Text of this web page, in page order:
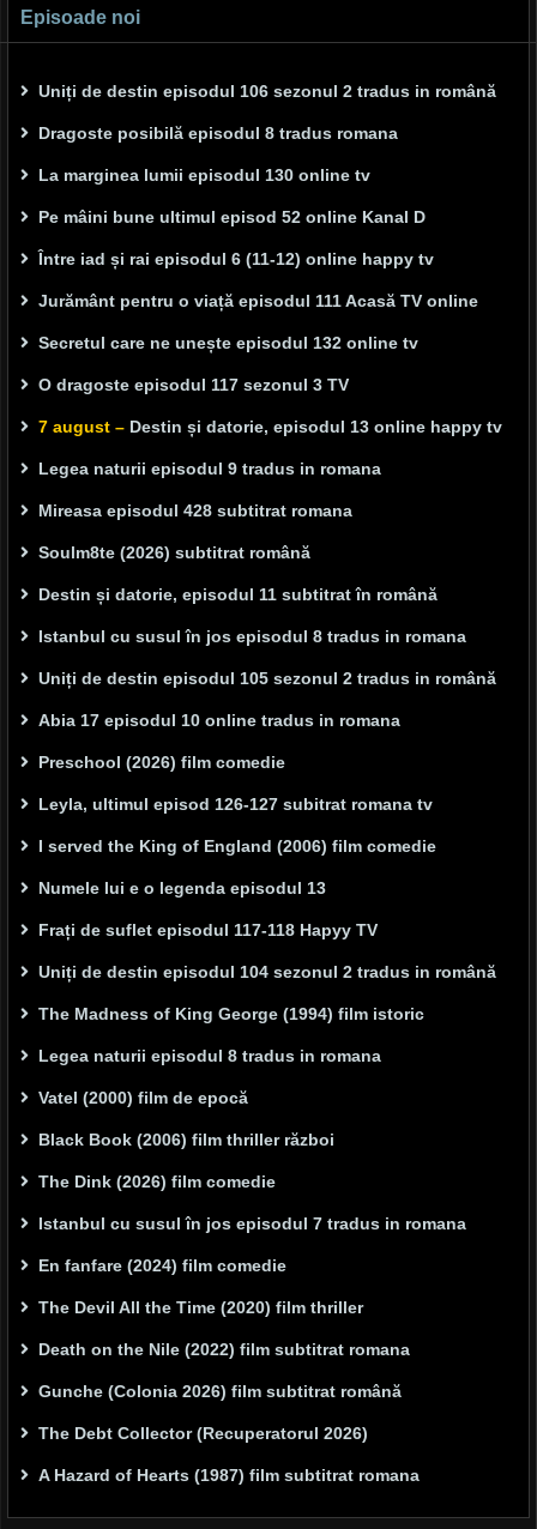
Episoade noi
Uniți de destin episodul 106 sezonul 2 tradus in română
Dragoste posibilă episodul 8 tradus romana
La marginea lumii episodul 130 online tv
Pe mâini bune ultimul episod 52 online Kanal D
Între iad și rai episodul 6 (11-12) online happy tv
Jurământ pentru o viață episodul 111 Acasă TV online
Secretul care ne unește episodul 132 online tv
O dragoste episodul 117 sezonul 3 TV
7 august – Destin și datorie, episodul 13 online happy tv
Legea naturii episodul 9 tradus in romana
Mireasa episodul 428 subtitrat romana
Soulm8te (2026) subtitrat română
Destin și datorie, episodul 11 subtitrat în română
Istanbul cu susul în jos episodul 8 tradus in romana
Uniți de destin episodul 105 sezonul 2 tradus in română
Abia 17 episodul 10 online tradus in romana
Preschool (2026) film comedie
Leyla, ultimul episod 126-127 subitrat romana tv
I served the King of England (2006) film comedie
Numele lui e o legenda episodul 13
Frați de suflet episodul 117-118 Hapyy TV
Uniți de destin episodul 104 sezonul 2 tradus in română
The Madness of King George (1994) film istoric
Legea naturii episodul 8 tradus in romana
Vatel (2000) film de epocă
Black Book (2006) film thriller război
The Dink (2026) film comedie
Istanbul cu susul în jos episodul 7 tradus in romana
En fanfare (2024) film comedie
The Devil All the Time (2020) film thriller
Death on the Nile (2022) film subtitrat romana
Gunche (Colonia 2026) film subtitrat română
The Debt Collector (Recuperatorul 2026)
A Hazard of Hearts (1987) film subtitrat romana